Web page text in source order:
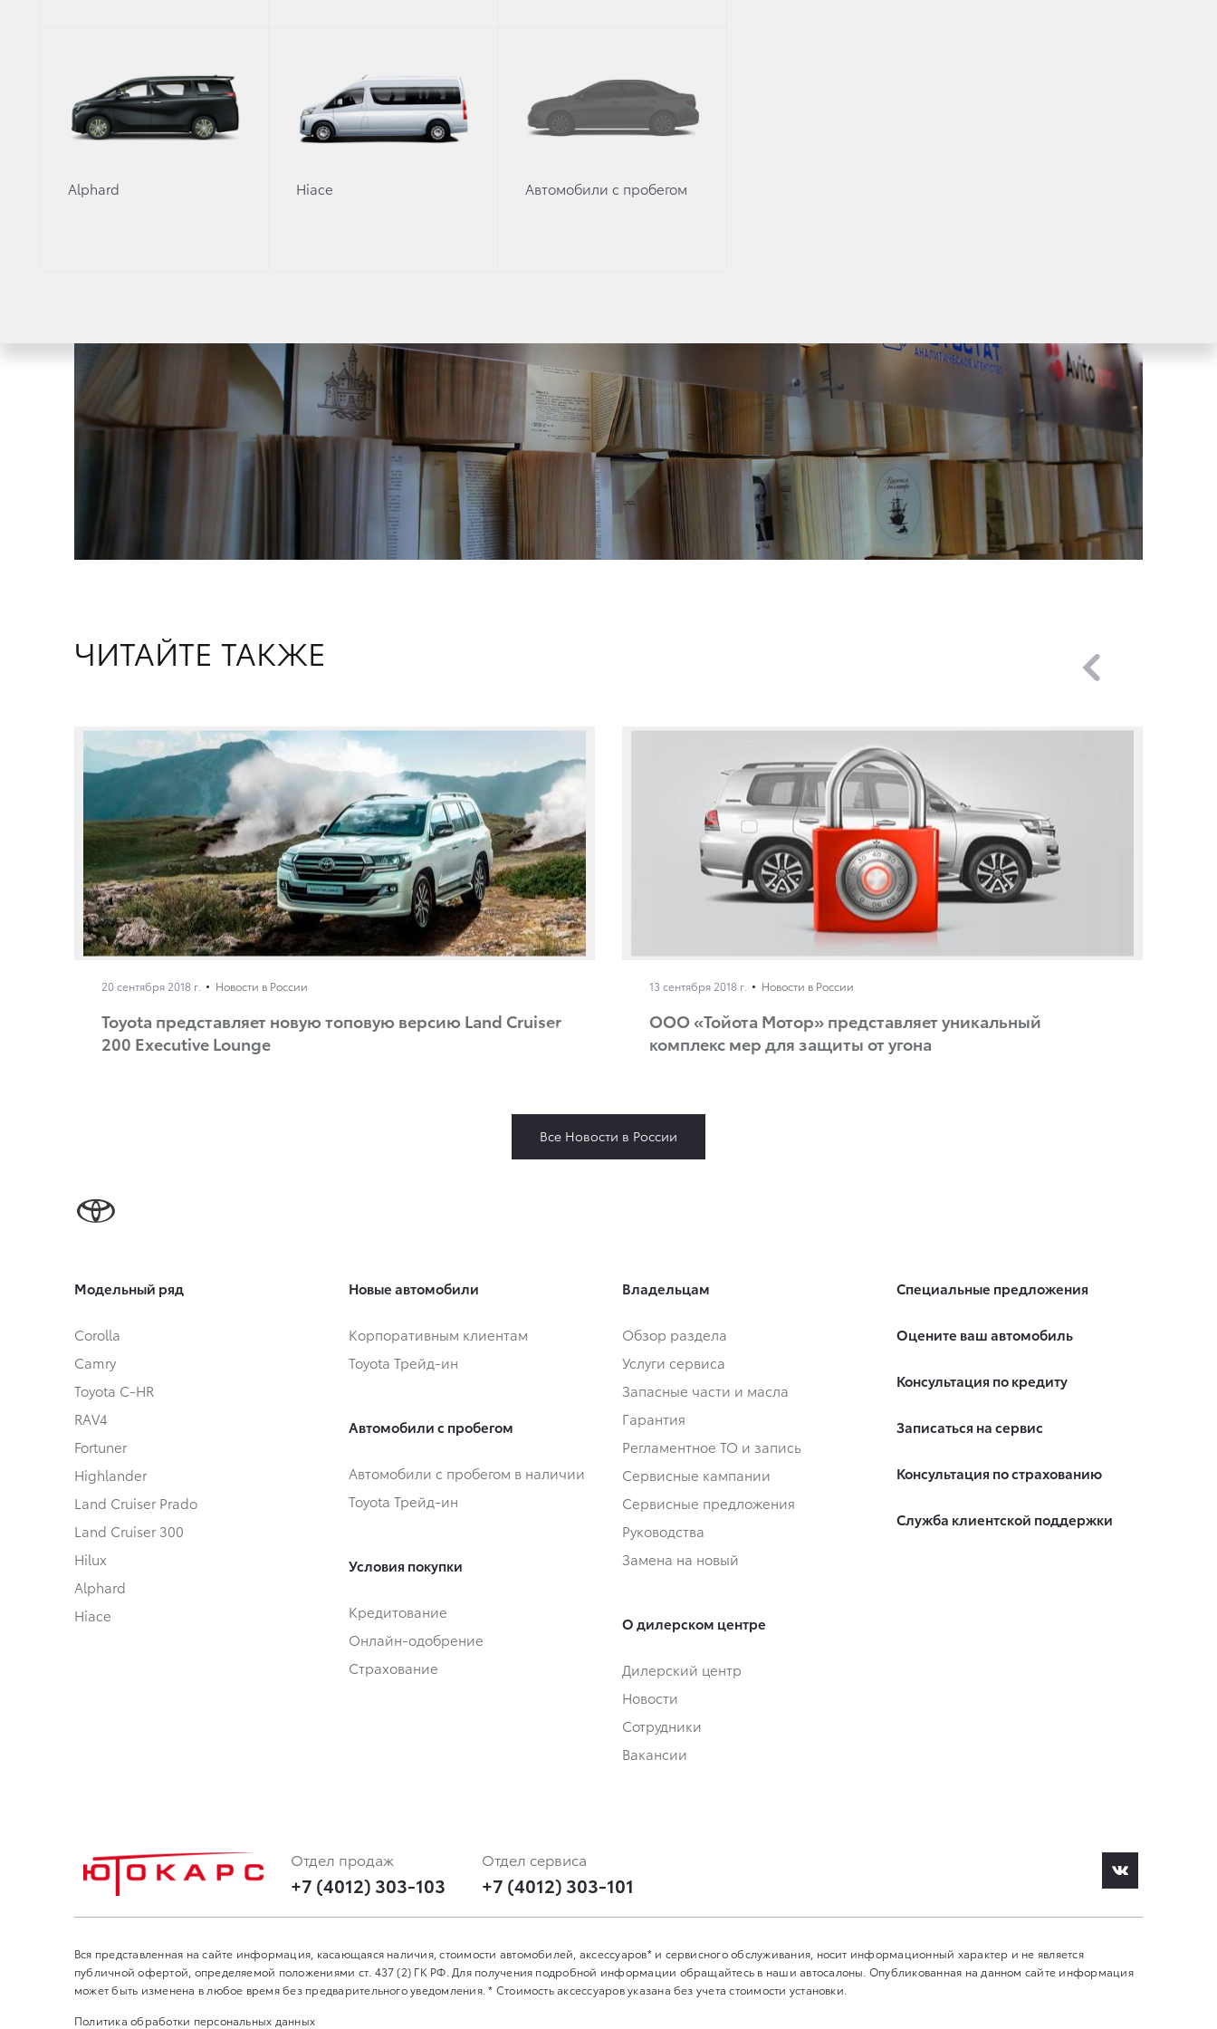
Alphard Hiace Автомобили с пробегом
ЧИТАЙТЕ ТАКЖЕ
20 сентября 2018 г. Новости в России
Toyota представляет новую топовую версию Land Cruiser
200 Executive Lounge
13 сентября 2018 г. Новости в России
ООО «Тойота Мотор» представляет уникальный
комплекс мер для защиты от угона
Все Новости в России
Модельный ряд
Corolla
Camry
Toyota C-HR
RAV4
Fortuner
Highlander
Land Cruiser Prado
Land Cruiser 300
Hilux
Alphard
Hiace
Новые автомобили
Корпоративным клиентам
Toyota Трейд-ин
Автомобили с пробегом
Автомобили с пробегом в наличии
Toyota Трейд-ин
Условия покупки
Кредитование
Онлайн-одобрение
Страхование
Владельцам
Обзор раздела
Услуги сервиса
Запасные части и масла
Гарантия
Регламентное ТО и запись
Сервисные кампании
Сервисные предложения
Руководства
Замена на новый
О дилерском центре
Дилерский центр
Новости
Сотрудники
Вакансии
Специальные предложения
Оцените ваш автомобиль
Консультация по кредиту
Записаться на сервис
Консультация по страхованию
Служба клиентской поддержки
Отдел продаж
+7 (4012) 303-103
Отдел сервиса
+7 (4012) 303-101
Вся представленная на сайте информация, касающаяся наличия, стоимости автомобилей, аксессуаров* и сервисного обслуживания, носит информационный характер и не является
публичной офертой, определяемой положениями ст. 437 (2) ГК РФ. Для получения подробной информации обращайтесь в наши автосалоны. Опубликованная на данном сайте информация
может быть изменена в любое время без предварительного уведомления. * Стоимость аксессуаров указана без учета стоимости установки.
Политика обработки персональных данных